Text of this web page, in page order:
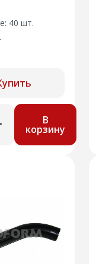
40 шт.
В
корзину